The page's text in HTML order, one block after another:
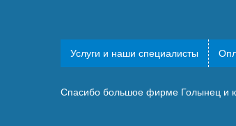
Услуги и наши специалисты
Спасибо большое фирме Голынец и